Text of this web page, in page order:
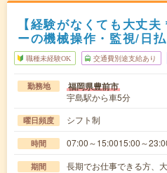
【経験がなくても大丈
ーの機械操作・監視/日
職種未経験OK 交通費別途支給あり
勤務地 福岡県豊前市
宇島駅から車5分
曜日頻度 シフト制
時間 07:00～15:0015:00～
期間 長期でお仕事できる方、